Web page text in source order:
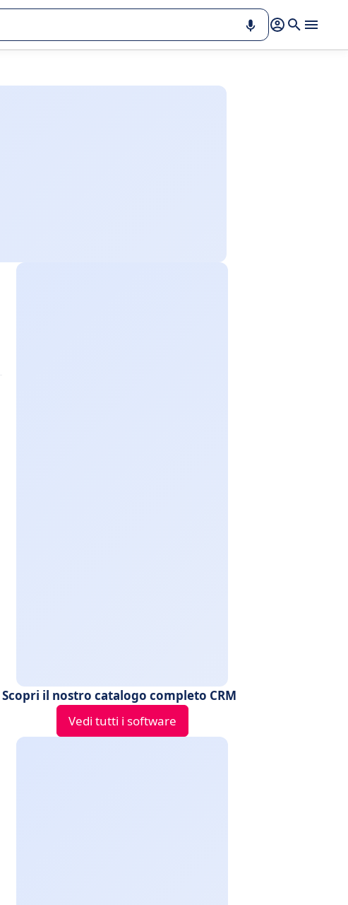
Scopri il nostro catalogo completo CRM
Vedi tutti i software